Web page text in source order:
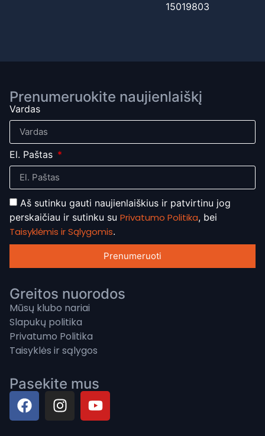
15019803
Prenumeruokite naujienlaiškį
Vardas
El. Paštas
Aš sutinku gauti naujienlaiškius ir patvirtinu jog
perskaičiau ir sutinku su Privatumo Politika, bei
Taisyklėmis ir Sąlygomis.
Prenumeruoti
Greitos nuorodos
Mūsų klubo nariai
Slapukų politika
Privatumo Politika
Taisyklės ir sąlygos
Pasekite mus